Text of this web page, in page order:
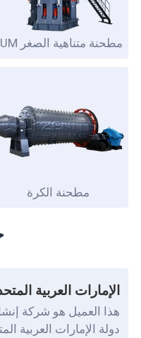
مطحنة متناهية الصغر LUM
مطحنة الكرة
هذا العميل هو شركة
دولة الإمارات العربية